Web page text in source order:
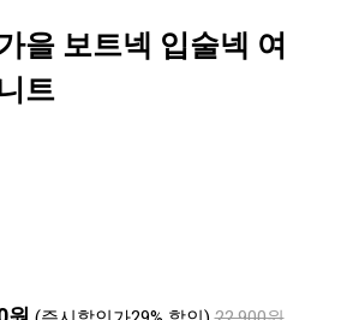
을 보트넥 입술넥 여
트